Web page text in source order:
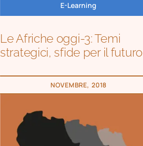
E-Learning
Le Afriche oggi-3: Temi
strategici, sfide per il futuro
NOVEMBRE, 2018